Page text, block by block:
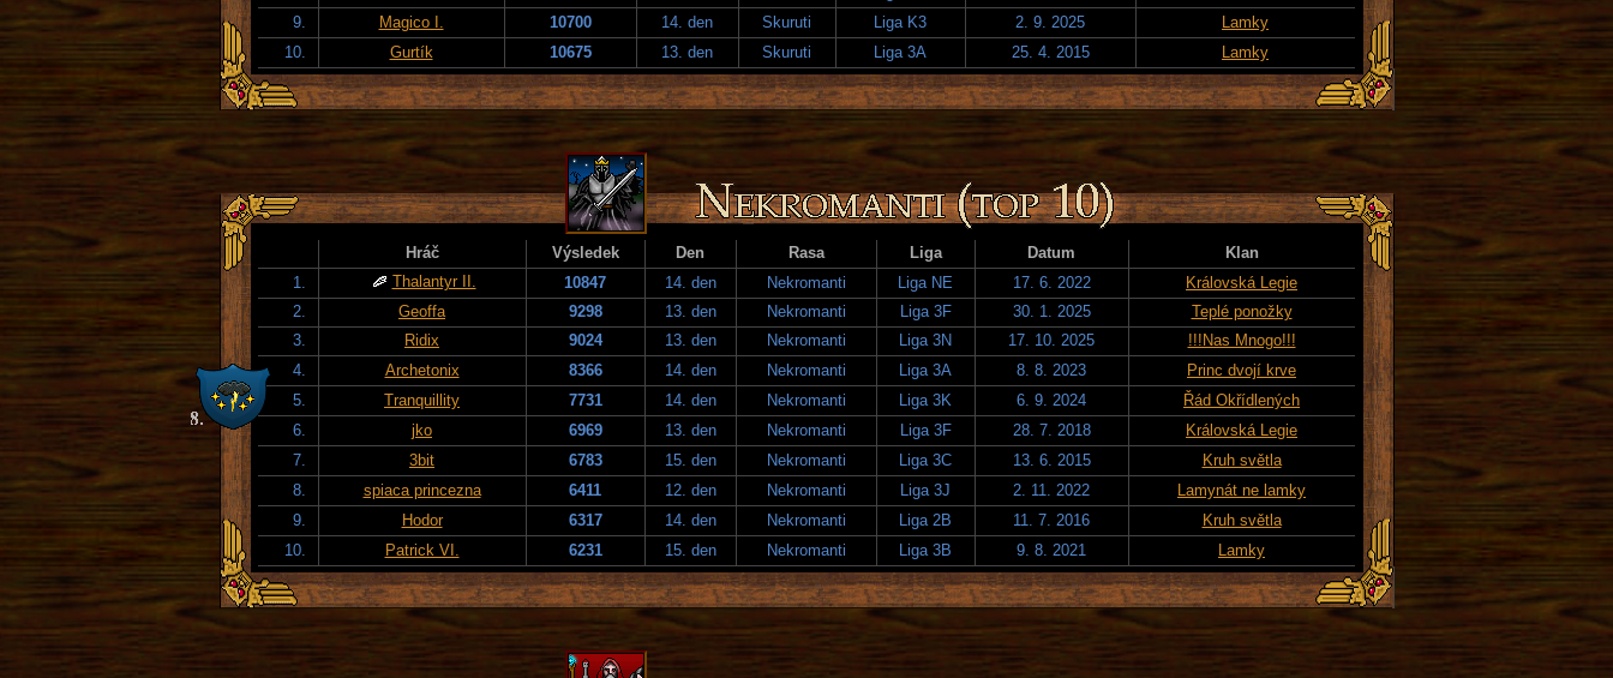
9.
Magico I. 10700 14. den Skuruti Liga K3 2. 9. 2025
Lamky
10.
Gurtík 10675 13. den Skuruti Liga 3A 25. 4. 2015 Lamky
Hráč Výsledek Den Rasa Liga Datum
Klan
1.
Thalantyr II. 10847 14. den Nekromanti Liga NE 17. 6. 2022
Královská Legie
2.
Geoffa 9298 13. den Nekromanti Liga 3F 30. 1. 2025
Teplé ponožky
3.
Ridix 9024 13. den Nekromanti Liga 3N 17. 10. 2025
!!!Nas Mnogo!!!
4.
Archetonix 8366 14. den Nekromanti Liga 3A 8. 8. 2023
Princ dvojí krve
5.
Tranquillity 7731 14. den Nekromanti Liga 3K 6. 9. 2024
Řád Okřídlených
6.
jko 6969 13. den Nekromanti Liga 3F 28. 7. 2018
Královská Legie
7.
3bit 6783 15. den Nekromanti Liga 3C 13. 6. 2015
Kruh světla
8.
spiaca princezna 6411 12. den Nekromanti Liga 3J 2. 11. 2022
Lamynát ne lamky
9.
Hodor 6317 14. den Nekromanti Liga 2B 11. 7. 2016
Kruh světla
10.
Patrick VI. 6231 15. den Nekromanti Liga 3B 9. 8. 2021 Lamky